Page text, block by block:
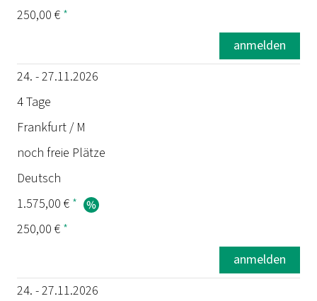
250,00 € *
anmelden
24. - 27.11.2026
4 Tage
Frankfurt / M
noch freie Plätze
Deutsch
1.575,00 € *
250,00 € *
anmelden
24. - 27.11.2026